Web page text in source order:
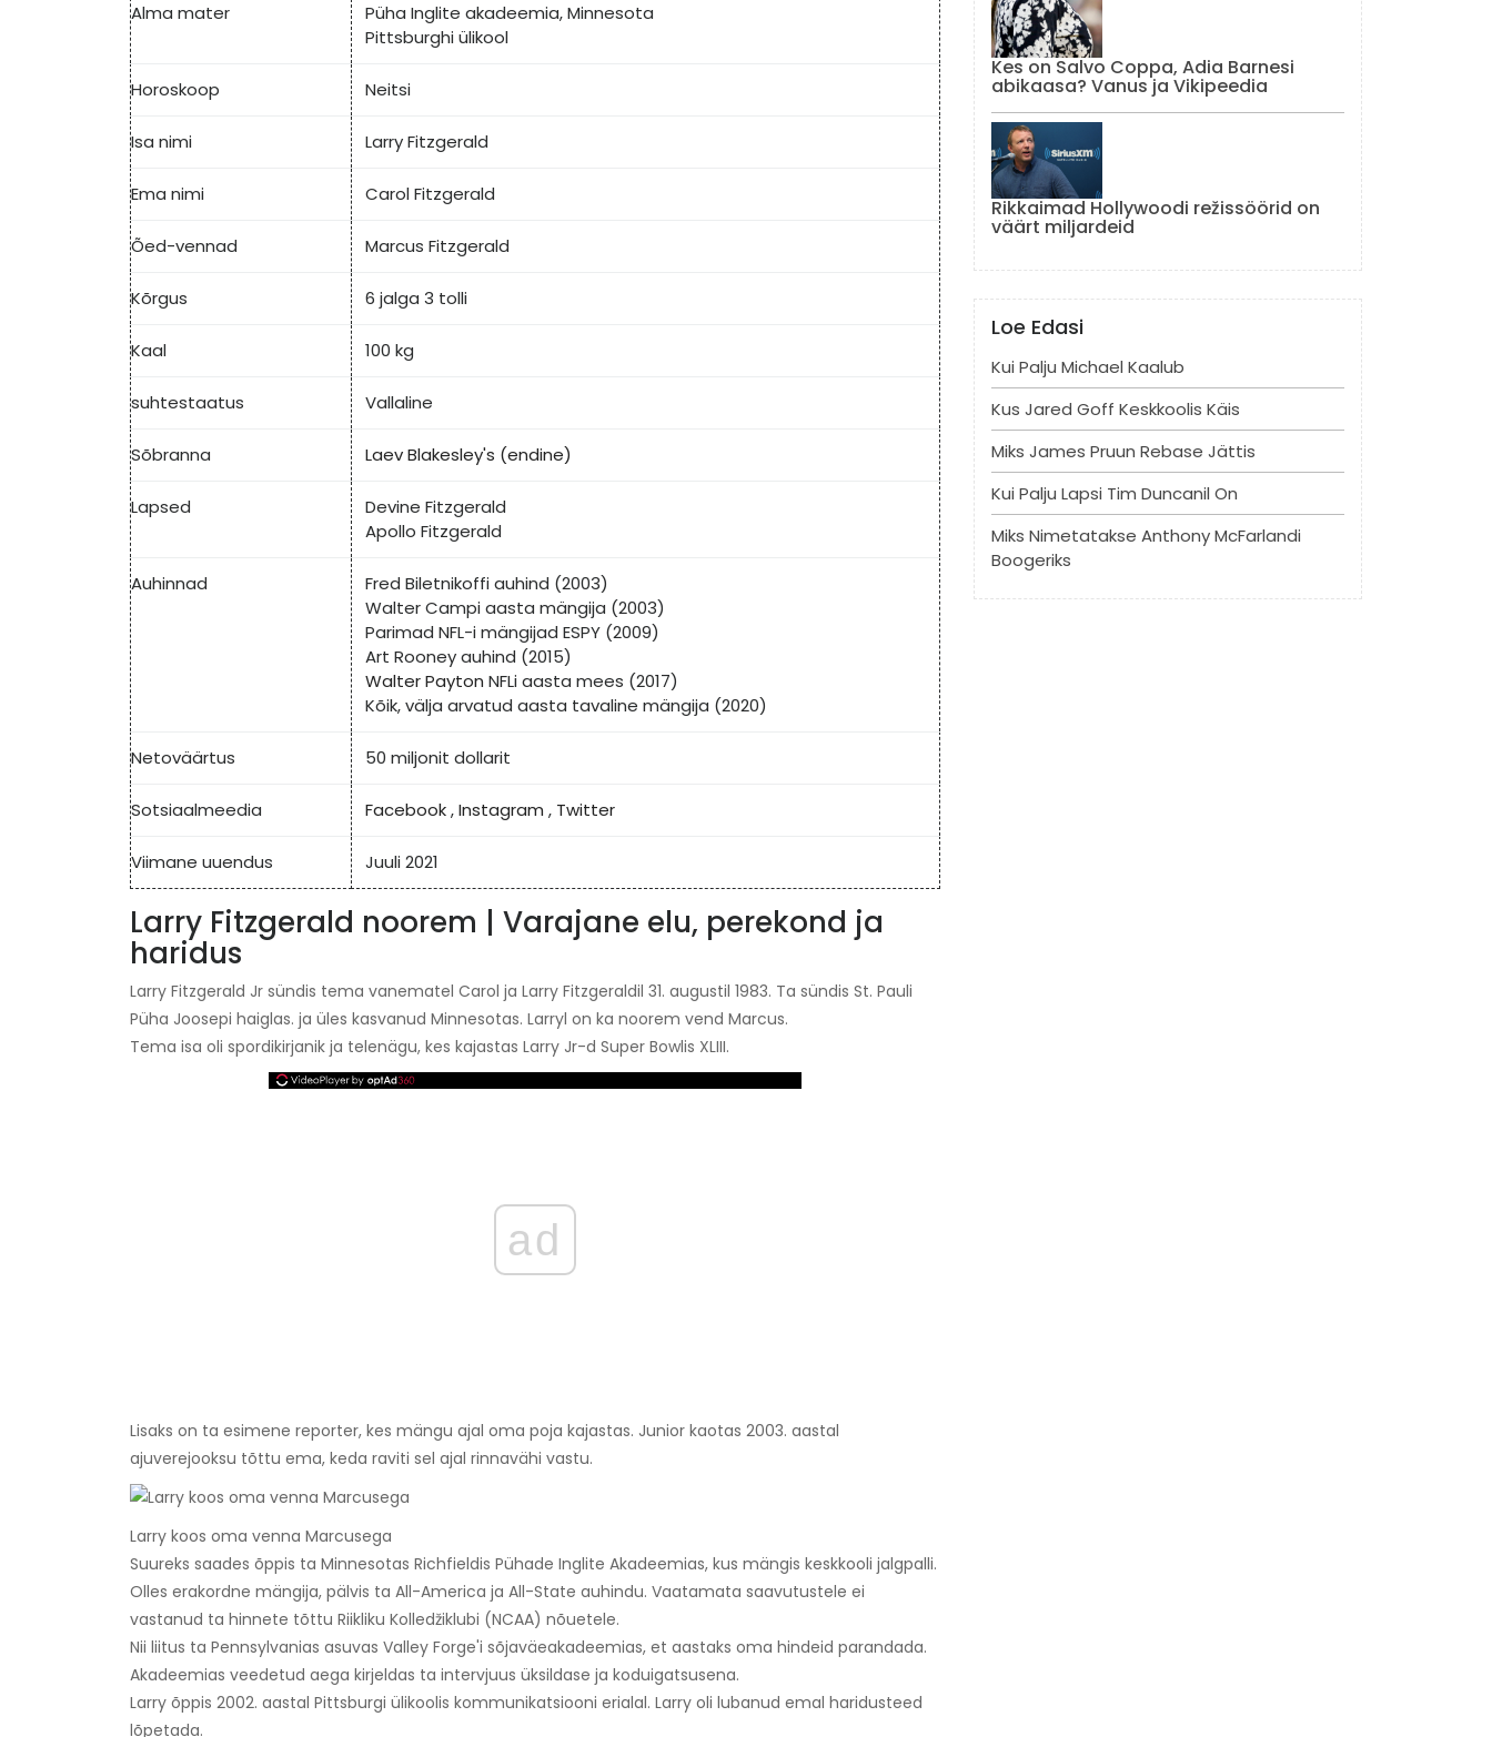
Alma mater
Püha Inglite akadeemia, Minnesota
Pittsburghi ülikool
Horoskoop Neitsi
Isa nimi Larry Fitzgerald
Ema nimi Carol Fitzgerald
Õed-vennad Marcus Fitzgerald
Kõrgus 6 jalga 3 tolli
Kaal 100 kg
suhtestaatus Vallaline
Sõbranna LaevBlakesley's (endine)
Lapsed
Devine Fitzgerald
Apollo Fitzgerald
Auhinnad
Fred Biletnikoffi auhind (2003)
Walter Campi aasta mängija (2003)
Parimad NFL-i mängijad ESPY (2009)
Art Rooney auhind (2015)
Walter Payton NFLi aasta mees (2017)
Kõik, välja arvatud aasta tavaline mängija (2020)
Netoväärtus 50 miljonit dollarit
Sotsiaalmeedia Facebook,Instagram , Twitter
Viimane uuendus Juuli 2021
Larry Fitzgerald noorem | Varajane elu, perekond ja
haridus
Larry Fitzgerald Jr sündis tema vanematel Carol ja Larry Fitzgeraldil 31. augustil 1983. Ta sündis St. Pauli
Püha Joosepi haiglas. ja üles kasvanud Minnesotas. Larryl on ka noorem vend Marcus.
Tema isa oli spordikirjanik ja telenägu, kes kajastas Larry Jr-d Super Bowlis XLIII.
ad
Lisaks on ta esimene reporter, kes mängu ajal oma poja kajastas. Junior kaotas 2003. aastal
ajuverejooksu tõttu ema, keda raviti sel ajal rinnavähi vastu.
Larry koos oma venna Marcusega
Suureks saades õppis ta Minnesotas Richfieldis Pühade Inglite Akadeemias, kus mängis keskkooli jalgpalli.
Olles erakordne mängija, pälvis ta All-America ja All-State auhindu. Vaatamata saavutustele ei
vastanud ta hinnete tõttu Riikliku Kolledžiklubi (NCAA) nõuetele.
Nii liitus ta Pennsylvanias asuvas Valley Forge'i sõjaväeakadeemias, et aastaks oma hindeid parandada.
Akadeemias veedetud aega kirjeldas ta intervjuus üksildase ja koduigatsusena.
Larry õppis 2002. aastal Pittsburgi ülikoolis kommunikatsiooni erialal. Larry oli lubanud emal haridusteed
lõpetada.
Kes on Salvo Coppa, Adia Barnesi
abikaasa? Vanus ja Vikipeedia
Rikkaimad Hollywoodi režissöörid on
väärt miljardeid
Loe Edasi
Kui Palju Michael Kaalub
Kus Jared Goff Keskkoolis Käis
Miks James Pruun Rebase Jättis
Kui Palju Lapsi Tim Duncanil On
Miks Nimetatakse Anthony McFarlandi
Boogeriks